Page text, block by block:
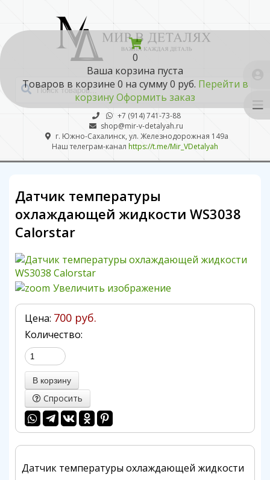
0
Ваша корзина пуста
Товаров в корзине 0 на сумму0 руб. Перейти в
корзинуОформить заказ
+7 (914) 741-73-88
shop@mir-v-detalyah.ru
г. Южно-Сахалинск, ул. Железнодорожная 149а
Наш телеграм-канал https://t.me/Mir_VDetalyah
Датчик температуры
охлаждающей жидкости WS3038
Calorstar
Увеличить изображение
Цена: 700 руб.
Количество:
Спросить
Датчик температуры охлаждающей жидкости